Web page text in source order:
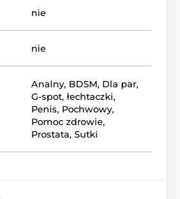
nie
nie
Analny, BDSM, Dla par,
G-spot, łechtaczki,
Penis, Pochwowy,
Pomoc zdrowie,
Prostata, Sutki